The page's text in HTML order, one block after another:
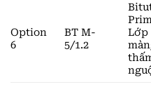
Option
6
BT M-
5/1.2
Lớp